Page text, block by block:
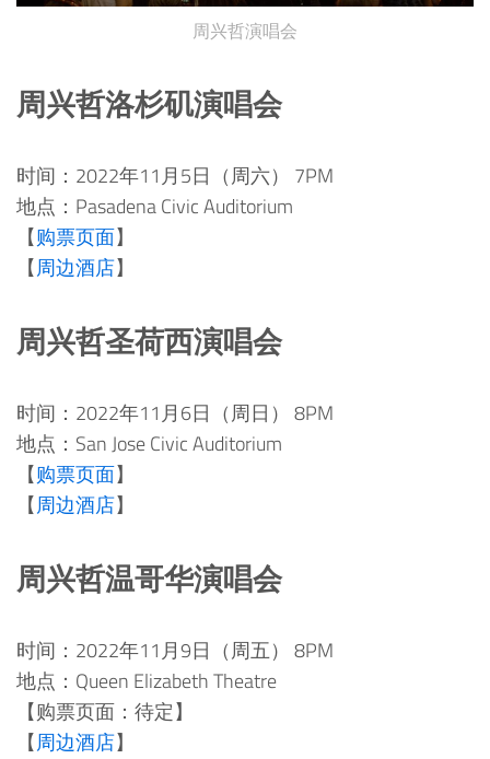
周兴哲演唱会
周兴哲洛杉矶演唱会
时间：2022年11月5日（周六） 7PM
地点：Pasadena Civic Auditorium
【购票页面】
【周边酒店】
周兴哲圣荷西演唱会
时间：2022年11月6日（周日） 8PM
地点：San Jose Civic Auditorium
【购票页面】
【周边酒店】
周兴哲温哥华演唱会
时间：2022年11月9日（周五） 8PM
地点：Queen Elizabeth Theatre
【购票页面：待定】
【周边酒店】